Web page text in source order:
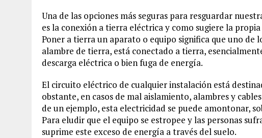
Una de las opciones más seguras para resguardar
es la conexión a tierra eléctrica y como sugiere la
Poner a tierra un aparato o equipo significa que uno de
alambre de tierra, está conectado a tierra,
descarga eléctrica o bien fuga de energía.
El circuito eléctrico de cualquier instalación está
obstante, en casos de mal aislamiento, alambres y
de un ejemplo, esta electricidad se puede amontonar,
Para eludir que el equipo se estropee y las personas
suprime este exceso de energía a través del suelo.